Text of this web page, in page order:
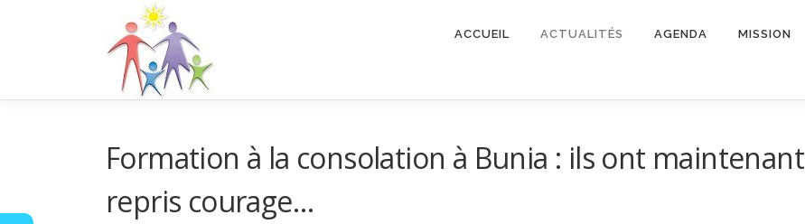
ACCUEIL ACTUALITÉS AGENDA MISSION
Formation à la consolation à Bunia : ils ont maintenant
repris courage…